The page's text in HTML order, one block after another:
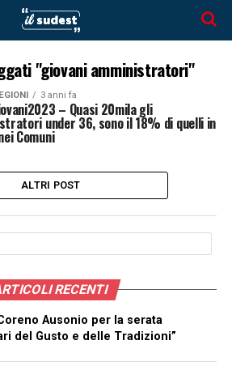
"giovani amministratori"
3 anni fa
– Quasi 20mila gli
under 36, sono il 18% di quelli in
Comuni
ALTRI POST
RECENTI
Ausonio per la serata
del Gusto e delle Tradizioni”